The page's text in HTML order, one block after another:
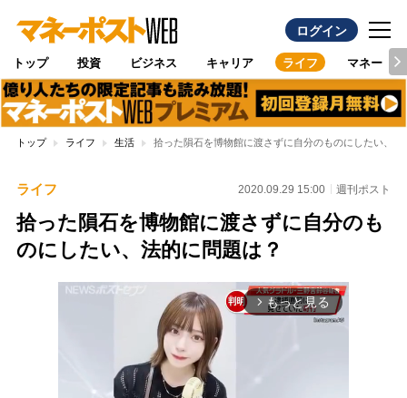
ログイン
トップ 投資 ビジネス キャリア ライフ マネー
トップ ライフ 生活 拾った隕石を博物館に渡さずに自分のものにしたい、法
ライフ 2020.09.29 15:00 週刊ポスト
拾った隕石を博物館に渡さずに自分のも
のにしたい、法的に問題は？
arrow_forward_ios もっと見る